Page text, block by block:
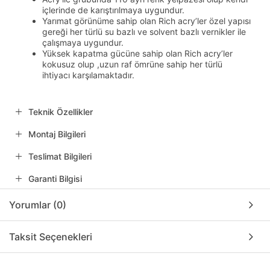
içlerinde de karıştırılmaya uygundur.
Yarımat görünüme sahip olan Rich acry’ler özel yapısı
gereği her türlü su bazlı ve solvent bazlı vernikler ile
çalışmaya uygundur.
Yüksek kapatma gücüne sahip olan Rich acry’ler
kokusuz olup ,uzun raf ömrüne sahip her türlü
ihtiyacı karşılamaktadır.
Teknik Özellikler
Montaj Bilgileri
Teslimat Bilgileri
Garanti Bilgisi
Yorumlar (0)
Taksit Seçenekleri